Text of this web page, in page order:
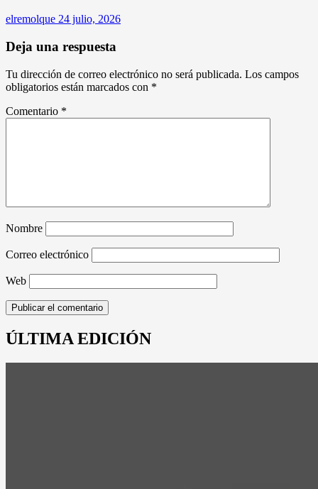
elremolque 24 julio, 2026
Deja una respuesta
Tu dirección de correo electrónico no será publicada. Los campos
obligatorios están marcados con *
Comentario *
Nombre
Correo electrónico
Web
ÚLTIMA EDICIÓN